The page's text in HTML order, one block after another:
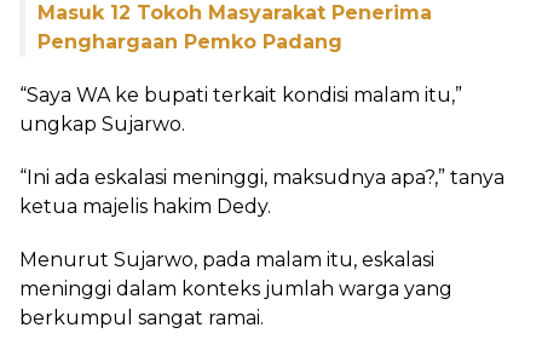
Masuk 12 Tokoh Masyarakat Penerima
Penghargaan Pemko Padang
“Saya WA ke bupati terkait kondisi malam itu,”
ungkap Sujarwo.
“Ini ada eskalasi meninggi, maksudnya apa?,” tanya
ketua majelis hakim Dedy.
Menurut Sujarwo, pada malam itu, eskalasi
meninggi dalam konteks jumlah warga yang
berkumpul sangat ramai.